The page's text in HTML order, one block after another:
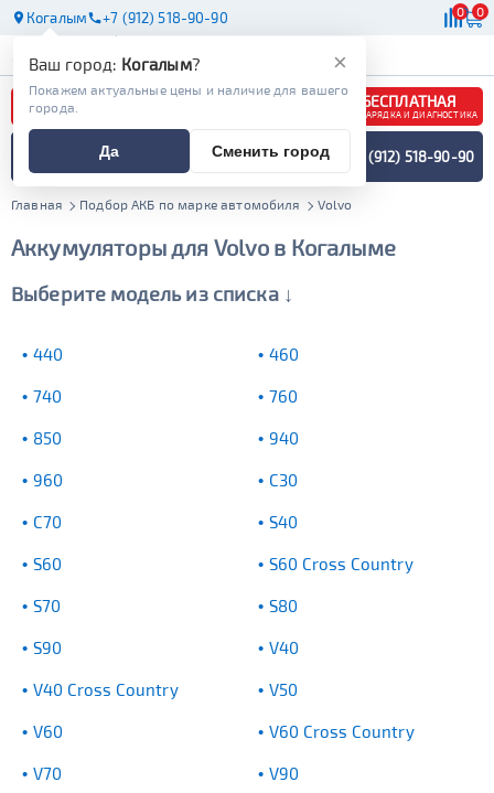
Когалым +7 (912) 518-90-90 0 0
АКБ
БЕСПЛАТНАЯ
ЗАРЯДКА И ДИАГНОСТИКА
ПОДБОР АККУМУЛЯТОРА
СПЕЦИАЛИСТОМ +7 (912) 518-90-90
Главная Подбор АКБ по марке автомобиля Volvo
Аккумуляторы для Volvo в Когалыме
Выберите модель из списка ↓
440 460
740 760
850 940
960 C30
C70 S40
S60 S60 Cross Country
S70 S80
S90 V40
V40 Cross Country V50
V60 V60 Cross Country
V70 V90
×
Ваш город: Когалым?
Покажем актуальные цены и наличие для вашего
города.
Да Сменить город